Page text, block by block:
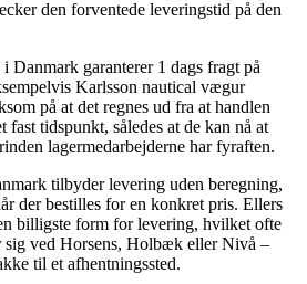
den forventede leveringstid på den
Danmark garanterer 1 dags fragt på
Karlsson nautical vægur
på at det regnes ud fra at handlen
fast tidspunkt, således at de kan nå at
lagermedarbejderne har fyraften.
tilbyder levering uden beregning,
der bestilles for en konkret pris. Ellers
billigste form for levering, hvilket ofte
sig ved Horsens, Holbæk eller Nivå –
til et afhentningssted.